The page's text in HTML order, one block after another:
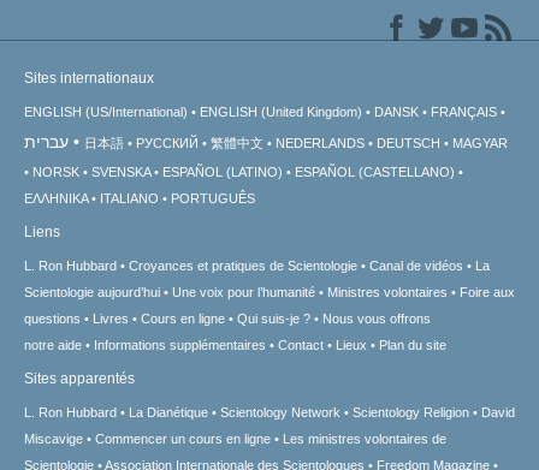
Sites internationaux
ENGLISH (US/International) ENGLISH (United Kingdom) DANSK FRANÇAIS
עברית 日本語 РУССКИЙ 繁體中文 NEDERLANDS DEUTSCH
MAGYAR
NORSK
SVENSKA ESPAÑOL (LATINO)
ESPAÑOL (CASTELLANO)
ΕΛΛΗΝΙΚA
ITALIANO PORTUGUÊS
Liens
L. Ron Hubbard Croyances et pratiques de Scientologie Canal de vidéos
La
Scientologie aujourd’hui
Une voix pour l’humanité Ministres volontaires
Foire aux
questions
Livres Cours en ligne Qui suis-je ?
Nous vous offrons
notre aide
Informations supplémentaires Contact Lieux Plan du site
Sites apparentés
L. Ron Hubbard La Dianétique Scientology Network Scientology Religion
David
Miscavige
Commencer un cours en ligne
Les ministres volontaires de
Scientologie
Association Internationale des Scientologues Freedom Magazine